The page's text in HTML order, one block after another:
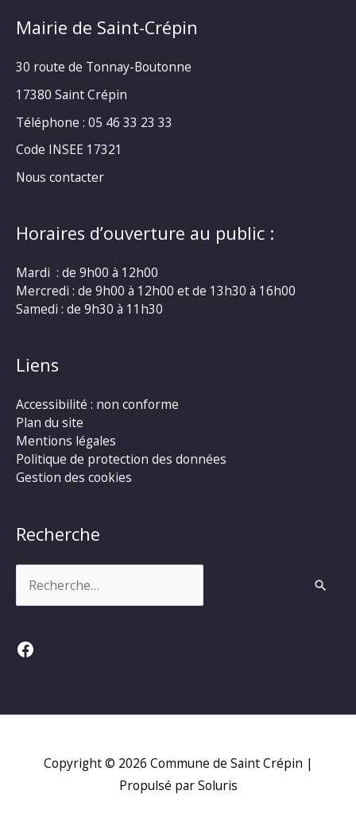
Mairie de Saint-Crépin
30 route de Tonnay-Boutonne
17380 Saint Crépin
Téléphone : 05 46 33 23 33
Code INSEE 17321
Nous contacter
Horaires d’ouverture au public :
Mardi : de 9h00 à 12h00
Mercredi : de 9h00 à 12h00 et de 13h30 à 16h00
Samedi : de 9h30 à 11h30
Liens
Accessibilité : non conforme
Plan du site
Mentions légales
Politique de protection des données
Gestion des cookies
Recherche
Facebook
Copyright © 2026 Commune de Saint Crépin |
Propulsé par Soluris